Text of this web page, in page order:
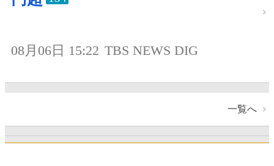
08月06日 15:22 TBS NEWS DIG
一覧へ